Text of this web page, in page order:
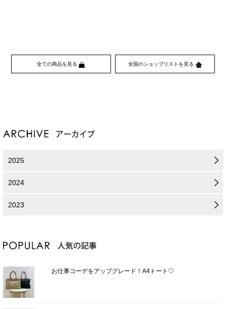
全ての商品を見る 全国のショップリストを見る
2025
2024
2023
お仕事コーデをアップグレード！A4トート♡